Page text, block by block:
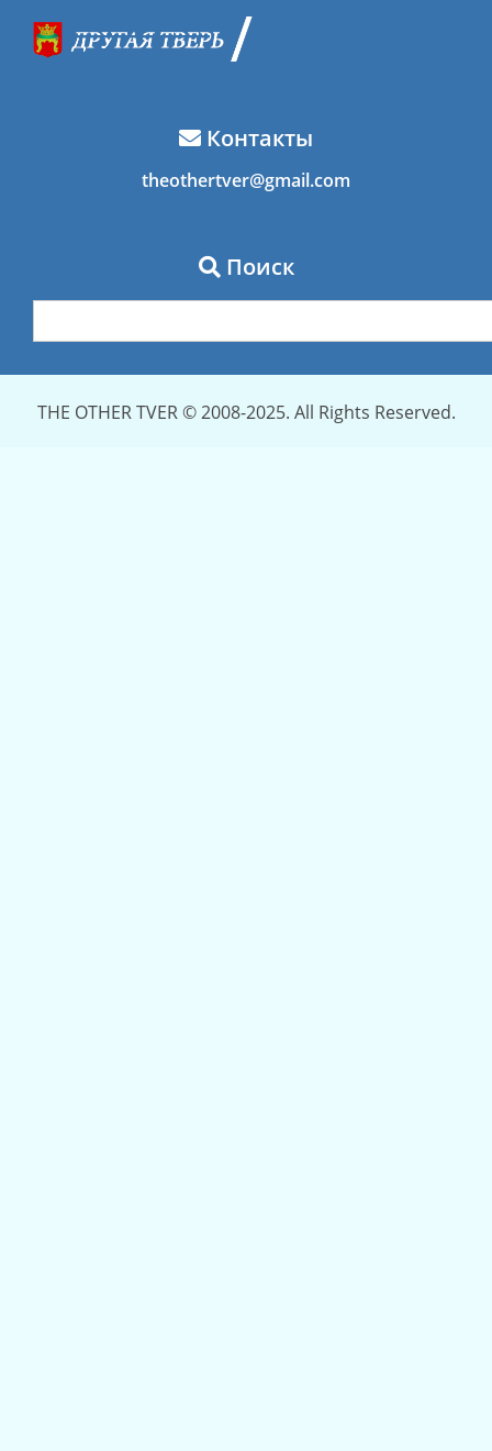
Контакты
theothertver@gmail.com
Поиск
THE OTHER TVER © 2008-2025. All Rights Reserved.